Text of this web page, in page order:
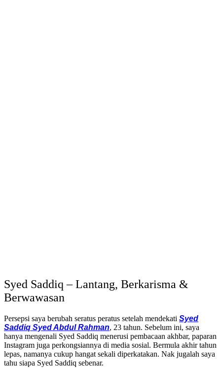
Syed Saddiq – Lantang, Berkarisma &
Berwawasan
Persepsi saya berubah seratus peratus setelah mendekati Syed
Saddiq Syed Abdul Rahman, 23 tahun. Sebelum ini, saya
hanya mengenali Syed Saddiq menerusi pembacaan akhbar, paparan
Instagram juga perkongsiannya di media sosial. Bermula akhir tahun
lepas, namanya cukup hangat sekali diperkatakan. Nak jugalah saya
tahu siapa Syed Saddiq sebenar.